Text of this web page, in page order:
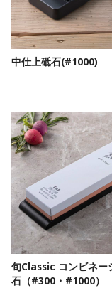
中仕上砥石(#1000)
旬Classic コンビネー
石（#300・#1000）